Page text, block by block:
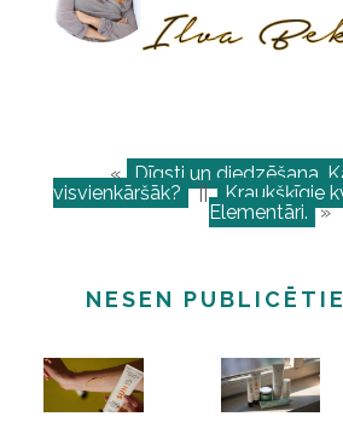
« Dīgsti un diedzēšana.
visvienkāršāk? || Kraukšķīgie
Elementāri. »
NESEN